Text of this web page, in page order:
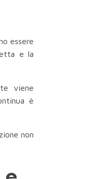
essere
e la
viene
è
non